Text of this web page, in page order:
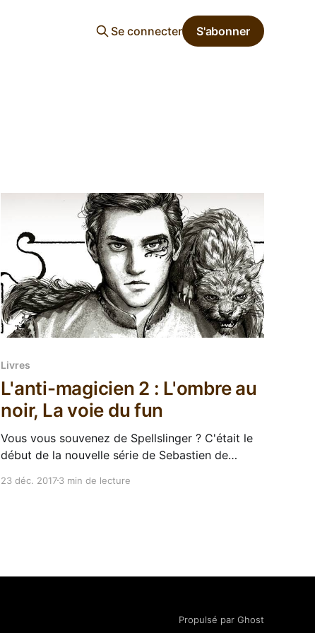
Se connecter S'abonner
Livres
L'anti-magicien 2 : L'ombre au
noir, La voie du fun
Vous vous souvenez de Spellslinger ? C'était le
début de la nouvelle série de Sebastien de
nous livrait une histoire plus légère, plus grand
23 déc. 20173 min de lecture
Propulsé par Ghost